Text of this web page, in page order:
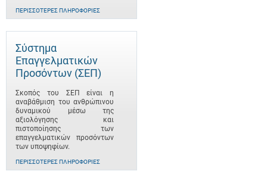
ΠΕΡΙΣΣΌΤΕΡΕΣ ΠΛΗΡΟΦΟΡΊΕΣ
Σύστημα
Επαγγελματικών
Προσόντων (ΣΕΠ)
Σκοπός του ΣΕΠ είναι η
αναβάθμιση του ανθρώπινου
δυναμικού μέσω της
αξιολόγησης και
πιστοποίησης των
επαγγελματικών προσόντων
των υποψηφίων.
ΠΕΡΙΣΣΌΤΕΡΕΣ ΠΛΗΡΟΦΟΡΊΕΣ